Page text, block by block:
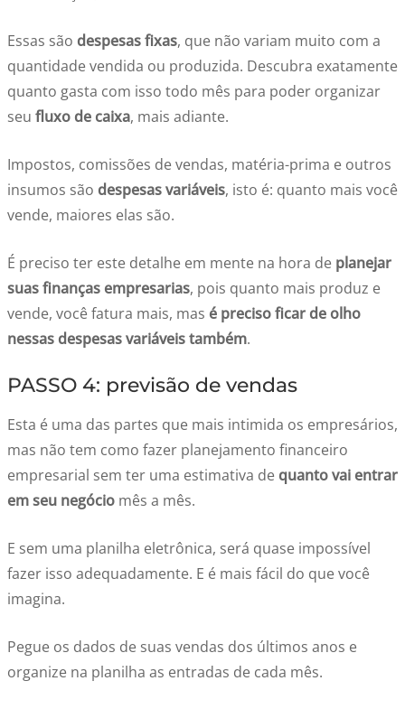
Essas são despesas fixas, que não variam muito com a
quantidade vendida ou produzida. Descubra exatamente
quanto gasta com isso todo mês para poder organizar
seu fluxo de caixa, mais adiante.
Impostos, comissões de vendas, matéria-prima e outros
insumos são despesas variáveis, isto é: quanto mais você
vende, maiores elas são.
É preciso ter este detalhe em mente na hora de planejar
suas finanças empresarias, pois quanto mais produz e
vende, você fatura mais, mas é preciso ficar de olho
nessas despesas variáveis também.
PASSO 4: previsão de vendas
Esta é uma das partes que mais intimida os empresários,
mas não tem como fazer planejamento financeiro
empresarial sem ter uma estimativa de quanto vai entrar
em seu negócio mês a mês.
E sem uma planilha eletrônica, será quase impossível
fazer isso adequadamente. E é mais fácil do que você
imagina.
Pegue os dados de suas vendas dos últimos anos e
organize na planilha as entradas de cada mês.